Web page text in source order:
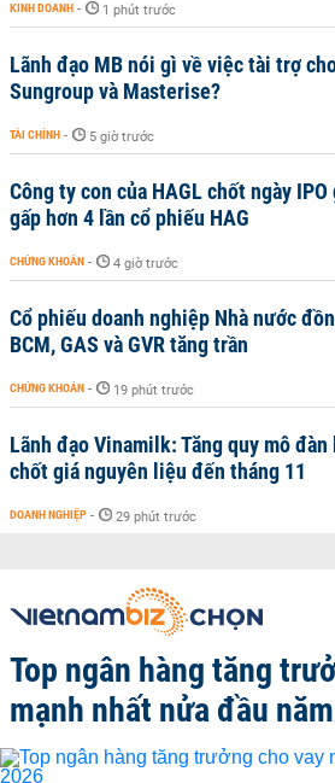
KINH DOANH - 1 phút trước
Lãnh đạo MB nói gì về việc tài trợ
Sungroup và Masterise?
TÀI CHÍNH - 5 giờ trước
Công ty con của HAGL chốt ngày
gấp hơn 4 lần cổ phiếu HAG
CHỨNG KHOÁN - 4 giờ trước
Cổ phiếu doanh nghiệp Nhà nước
BCM, GAS và GVR tăng trần
CHỨNG KHOÁN - 19 phút trước
Lãnh đạo Vinamilk: Tăng quy mô
chốt giá nguyên liệu đến tháng 11
DOANH NGHIỆP - 29 phút trước
Top ngân hàng tăng
mạnh nhất nửa đầu